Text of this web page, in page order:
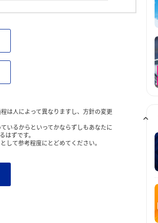
は人によって異なりますし、方針の変更
いるからといってかならずしもあなたに
ずです。
て参考程度にとどめてください。